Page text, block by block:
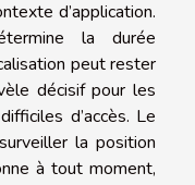
d’application.
la durée
peut rester
décisif pour les
d’accès. Le
la position
à tout moment,